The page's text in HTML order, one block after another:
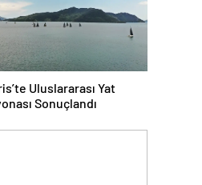
Uluslararası Yat
Sonuçlandı